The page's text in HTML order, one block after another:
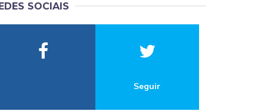
SOCIAIS
Seguir